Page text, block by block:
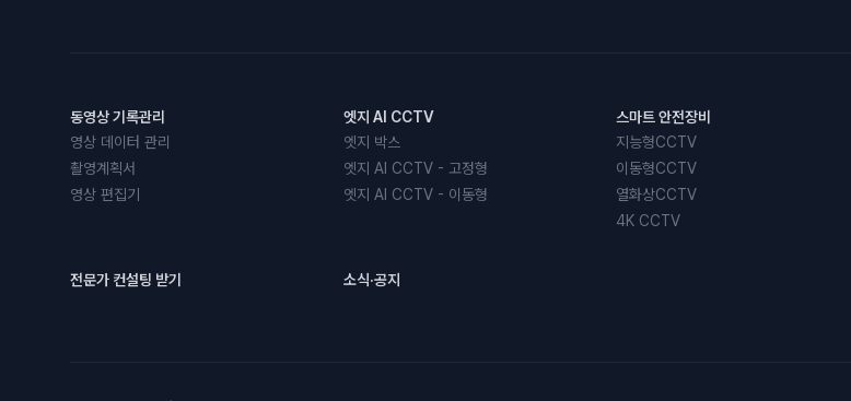
동영상 기록관리
영상 데이터 관리
촬영계획서
영상 편집기
엣지 AI CCTV
엣지 박스
엣지 AI CCTV - 고정형
엣지 AI CCTV - 이동형
스마트 안전장비
지능형CCTV
이동형CCTV
열화상CCTV
4K CCTV
전문가 컨설팅 받기 소식·공지